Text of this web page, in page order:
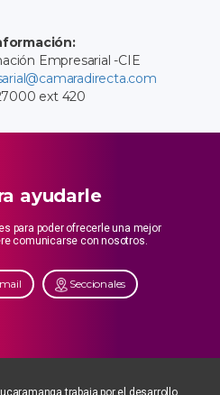
Empresarial -CIE
ext 420
ayudarle
para poder ofrecerle una mejor
comunicarse con nosotros.
Seccionales
trabaja por el desarrollo